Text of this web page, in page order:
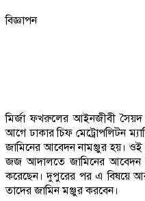
বিজ্ঞাপন
মির্জা ফখরুলের আইনজীবী
আগে ঢাকার চিফ মেট্রোপলিটন
জামিনের আবেদন নামঞ্জুর হয়।
জজ আদালতে জামিনের আবেদন
করেছেন। দুপুরের পর এ বিষয়ে
তাদের জামিন মঞ্জুর করবেন।